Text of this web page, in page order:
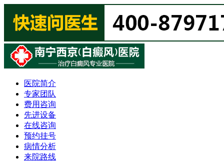
医院简介
专家团队
费用咨询
先进设备
在线咨询
预约挂号
病情分析
来院路线